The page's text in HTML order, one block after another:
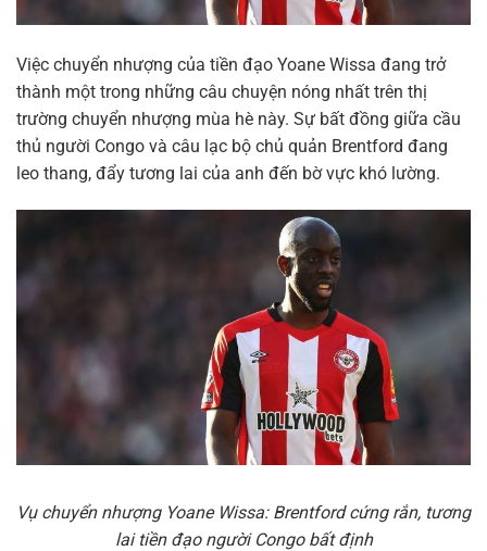
Việc chuyển nhượng của tiền đạo Yoane Wissa đang trở
thành một trong những câu chuyện nóng nhất trên thị
trường chuyển nhượng mùa hè này. Sự bất đồng giữa cầu
thủ người Congo và câu lạc bộ chủ quản Brentford đang
leo thang, đẩy tương lai của anh đến bờ vực khó lường.
Vụ chuyển nhượng Yoane Wissa: Brentford cứng rắn, tương
lai tiền đạo người Congo bất định